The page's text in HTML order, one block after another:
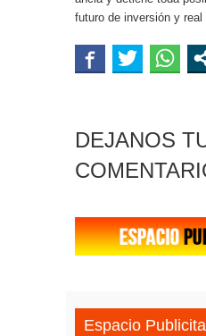
futuro de inversión y real
DEJANOS
Espacio